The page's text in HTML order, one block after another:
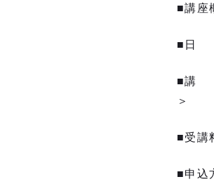
■講座
■日
■講
■受
■申込